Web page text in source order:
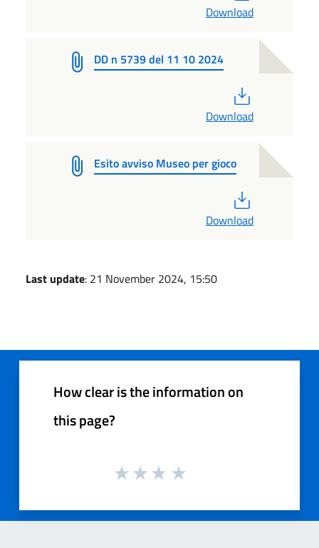
Download
DD n 5739 del 11 10 2024
Download
Esito avviso Museo per gioco
Download
Last update: 21 November 2024, 15:50
How clear is the information on
this page?